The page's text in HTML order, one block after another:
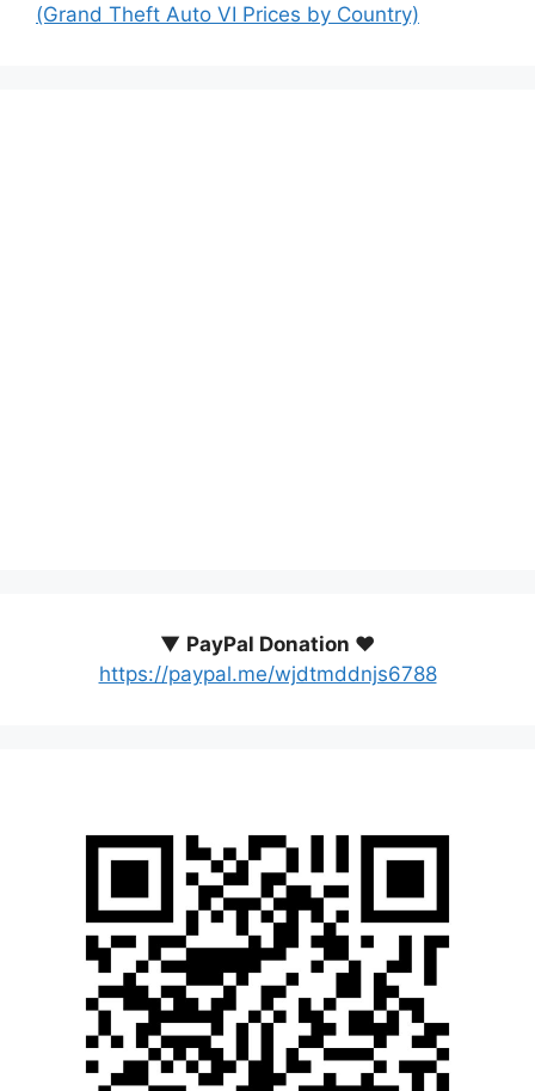
(Grand Theft Auto VI Prices by Country)
▼ PayPal Donation ♥️
https://paypal.me/wjdtmddnjs6788